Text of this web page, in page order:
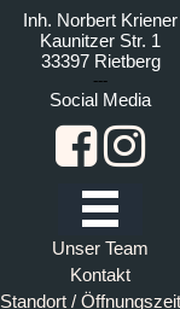
Inh. Norbert Kriener
Kaunitzer Str. 1
33397 Rietberg
---
Social Media
Unser Team
Kontakt
Standort /